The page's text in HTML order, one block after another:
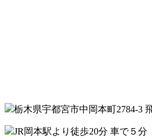
栃木県宇都宮市中岡本町2784-3
JR岡本駅より徒歩20分 車で５分